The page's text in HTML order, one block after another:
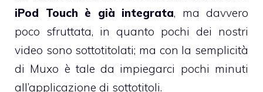
iPod Touch è già integrata, ma davvero
poco sfruttata, in quanto pochi dei nostri
video sono sottotitolati; ma con la semplicità
di Muxo è tale da impiegarci pochi minuti
all’applicazione di sottotitoli.